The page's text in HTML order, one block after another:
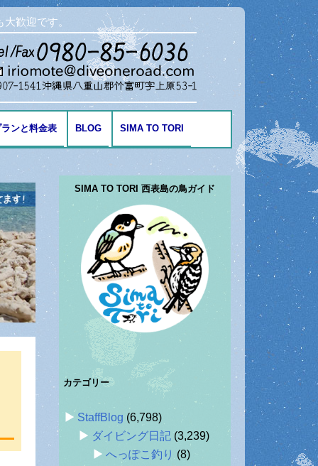
歓迎です。
ランと料金表 BLOG
海の生き物
SIMA TO TORI
SIMA TO TORI 西表島の鳥ガイド
カテゴリー
StaffBlog (6,798)
ダイビング日記 (3,239)
へっぽこ釣り (8)